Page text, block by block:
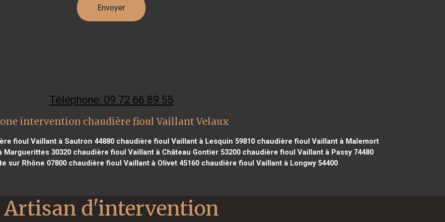
Téléphone: 09 72 66 89 55
intervention chaudière fioul Vaillant Velaux
fioul Vaillant à Sautron 44880 chaudière fioul Vaillant à Lesquin 59810 chaudière fioul Vaillant à Malemort
30320chaudière fioul Vaillant à Château Gontier 53200chaudière fioul Vaillant à Passy 74480
sur Rhône 07800 chaudière fioul Vaillant à Olivet 45160 chaudière fioul Vaillant à Longwy 54400
Artisan d'intervention